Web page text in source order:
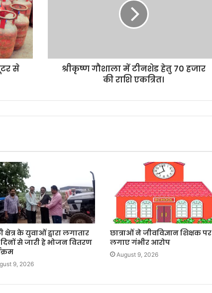
से
श्रीकृष्ण गौशाला में टीनशेड हेतु 70 हजार
की राशि एकत्रित।
क्षेत्र के युवाओं द्वारा लगातार
से जारी हे भोजन वितरण
9, 2026
छात्राओं ने जीवविज्ञान शिक्षक पर
लगाए गंभीर आरोप
August 9, 2026